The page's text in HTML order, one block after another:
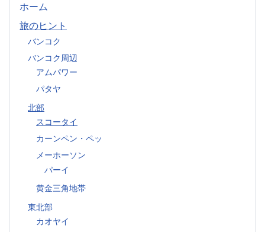
ホーム
旅のヒント
バンコク
バンコク周辺
アムパワー
パタヤ
北部
スコータイ
カーンペン・ペッ
メーホーソン
パーイ
黄金三角地帯
東北部
カオヤイ